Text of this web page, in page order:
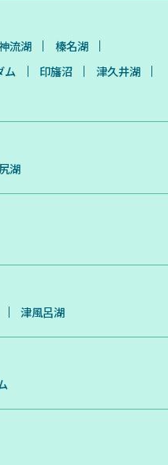
流湖
榛名湖
ム 印旛沼
津久井湖
湖
津風呂湖